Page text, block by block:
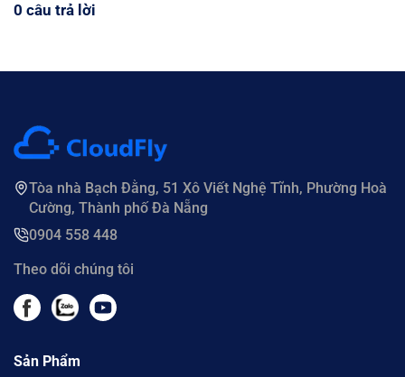
0 câu trả lời
Tòa nhà Bạch Đằng, 51 Xô Viết Nghệ Tĩnh, Phường Hoà
Cường, Thành phố Đà Nẵng
0904 558 448
Theo dõi chúng tôi
Sản Phẩm